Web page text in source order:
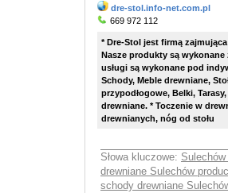
dre-stol.info-net.com.pl
669 972 112
* Dre-Stol jest firmą
Nasze produkty są
usługi są wykonane pod
Schody, Meble drewniane,
przypodłogowe, Belki,
drewniane. * Toczenie w
drewnianych, nóg od stołu
Słowa kluczowe:
drewniane Sulechów
schody drewniane